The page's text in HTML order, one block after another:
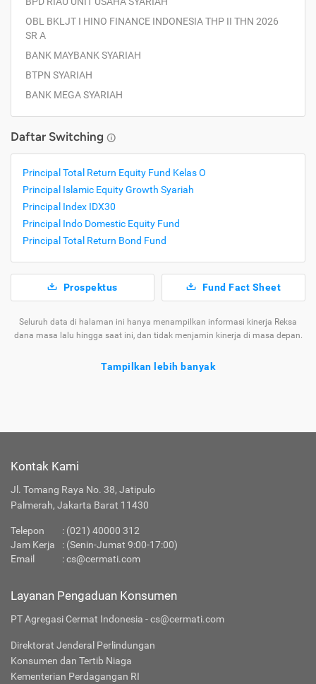
OBL BKLJT I HINO FINANCE INDONESIA THP II THN 2026
SR A
BANK MAYBANK SYARIAH
BTPN SYARIAH
BANK MEGA SYARIAH
Daftar Switching
Principal Total Return Equity Fund Kelas O
Principal Islamic Equity Growth Syariah
Principal Index IDX30
Principal Indo Domestic Equity Fund
Principal Total Return Bond Fund
Prospektus Fund Fact Sheet
Seluruh data di halaman ini hanya menampilkan informasi kinerja Reksa
dana masa lalu hingga saat ini, dan tidak menjamin kinerja di masa depan.
Tampilkan lebih banyak
Apakah Layanan Reksa Dana di Cermati Aman?
Kontak Kami
Jl. Tomang Raya No. 38, Jatipulo
Palmerah, Jakarta Barat 11430
Telepon : (021) 40000 312
Jam Kerja
: (Senin-Jumat 9:00-17:00)
Email
:cs@cermati.com
Layanan Pengaduan Konsumen
PT Agregasi Cermat Indonesia - cs@cermati.com
Direktorat Jenderal Perlindungan
Konsumen dan Tertib Niaga
Kementerian Perdagangan RI